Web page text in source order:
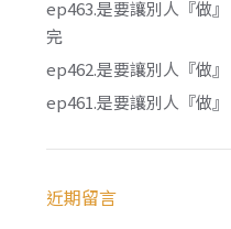
ep463.是要讓別人『做
完
ep462.是要讓別人『做
ep461.是要讓別人『做
近期留言